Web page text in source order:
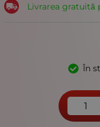
Livrarea gratuită
În